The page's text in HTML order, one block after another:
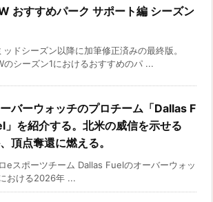
おすすめパーク サポート編 シーズン
ッドシーズン以降に加筆修正済みの最終版。
のシーズン1におけるおすすめのパ ...
バーウォッチのプロチーム「Dallas F
」を紹介する。北米の威信を示せる
頂点奪還に燃える。
eスポーツチーム Dallas Fuelのオーバーウォッ
おける2026年 ...